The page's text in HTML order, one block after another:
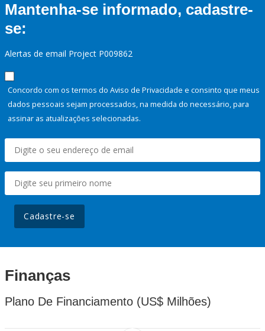
Mantenha-se informado, cadastre-
se:
Alertas de email Project P009862
Concordo com os termos do Aviso de Privacidade e consinto que meus
dados pessoais sejam processados, na medida do necessário, para
assinar as atualizações selecionadas.
Cadastre-se
Finanças
Plano De Financiamento (US$ Milhões)